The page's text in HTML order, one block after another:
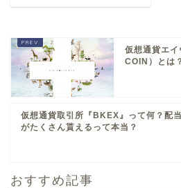
仮想通貨エ
COIN）とは
仮想通貨取引所『BKEX』って何？配当
がたくさん貰えるって本当？
おすすめ記事